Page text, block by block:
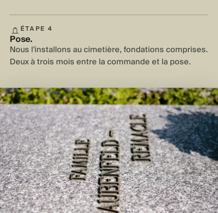
ÉTAPE 4
Pose.
Nous l'installons au cimetière, fondations comprises.
Deux à trois mois entre la commande et la pose.